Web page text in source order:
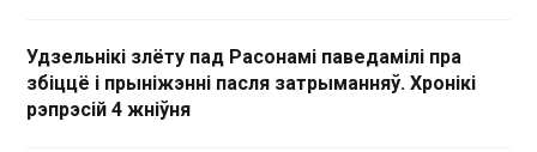
Удзельнікі злёту пад Расонамі паведамілі пра
збіццё і прыніжэнні пасля затрыманняў. Хронікі
рэпрэсій 4 жніўня